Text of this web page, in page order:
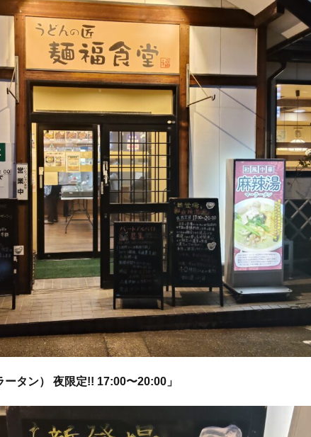
ータン） 夜限定!! 17:00〜20:00」